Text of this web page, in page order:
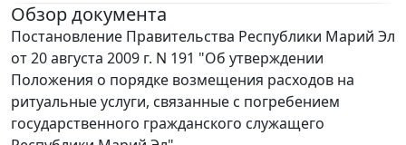
Обзор документа
Постановление Правительства Республики Марий Эл
от 20 августа 2009 г. N 191 "Об утверждении
Положения о порядке возмещения расходов на
ритуальные услуги, связанные с погребением
государственного гражданского служащего